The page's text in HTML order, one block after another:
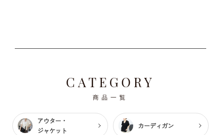
CATEGORY
商品一覧
アウター・
ジャケット
カーディガン